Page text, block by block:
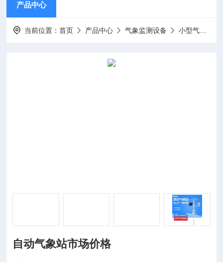
产品中心
当前位置：首页 产品中心 气象监测设备 小型气象站
自动气象站市场价格